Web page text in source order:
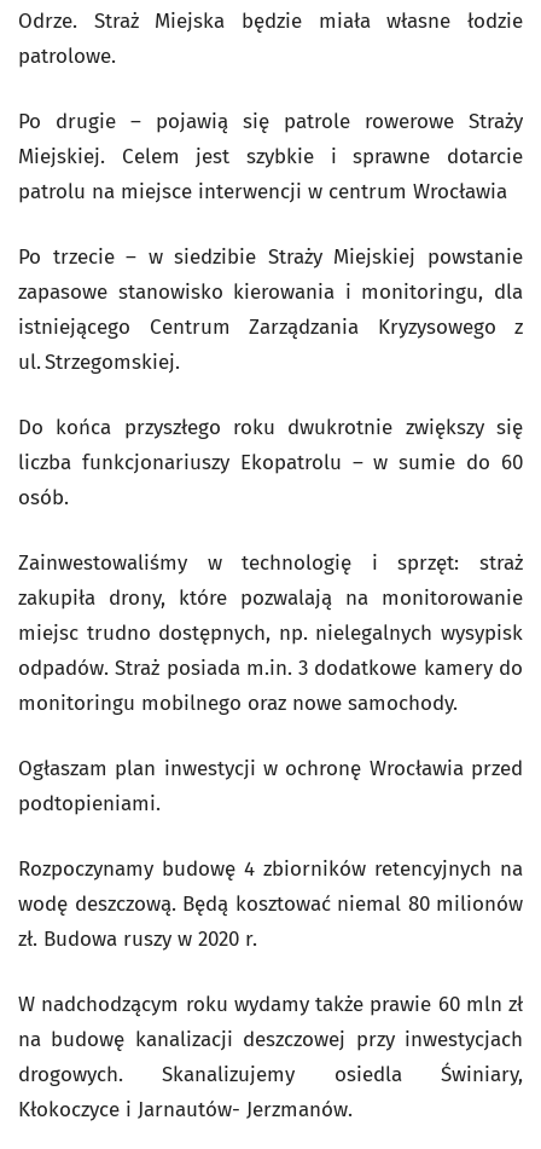
Odrze. Straż Miejska będzie miała własne łodzie
patrolowe.
Po drugie – pojawią się patrole rowerowe Straży
Miejskiej. Celem jest szybkie i sprawne dotarcie
patrolu na miejsce interwencji w centrum Wrocławia
Po trzecie – w siedzibie Straży Miejskiej powstanie
zapasowe stanowisko kierowania i monitoringu, dla
istniejącego Centrum Zarządzania Kryzysowego z
ul. Strzegomskiej.
Do końca przyszłego roku dwukrotnie zwiększy się
liczba funkcjonariuszy Ekopatrolu – w sumie do 60
osób.
Zainwestowaliśmy w technologię i sprzęt: straż
zakupiła drony, które pozwalają na monitorowanie
miejsc trudno dostępnych, np. nielegalnych wysypisk
odpadów. Straż posiada m.in. 3 dodatkowe kamery do
monitoringu mobilnego oraz nowe samochody.
Ogłaszam plan inwestycji w ochronę Wrocławia przed
podtopieniami.
Rozpoczynamy budowę 4 zbiorników retencyjnych na
wodę deszczową. Będą kosztować niemal 80 milionów
zł. Budowa ruszy w 2020 r.
W nadchodzącym roku wydamy także prawie 60 mln zł
na budowę kanalizacji deszczowej przy inwestycjach
drogowych. Skanalizujemy osiedla Świniary,
Kłokoczyce i Jarnautów- Jerzmanów.